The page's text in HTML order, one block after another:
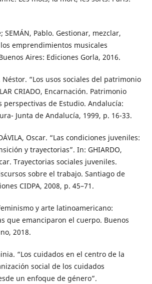
SEMÁN, Pablo. Gestionar, mezclar,
emprendimientos musicales
Aires: Ediciones Gorla, 2016.
Néstor. “Los usos sociales del patrimonio
CRIADO, Encarnación. Patrimonio
perspectivas de Estudio. Andalucía:
Junta de Andalucía, 1999, p. 16-33.
Oscar. “Las condiciones juveniles:
y trayectorias”. In: GHIARDO,
Trayectorias sociales juveniles.
sobre el trabajo. Santiago de
CIDPA, 2008, p. 45–71.
y arte latinoamericano:
que emanciparon el cuerpo. Buenos
2018.
“Los cuidados en el centro de la
social de los cuidados
un enfoque de género”.